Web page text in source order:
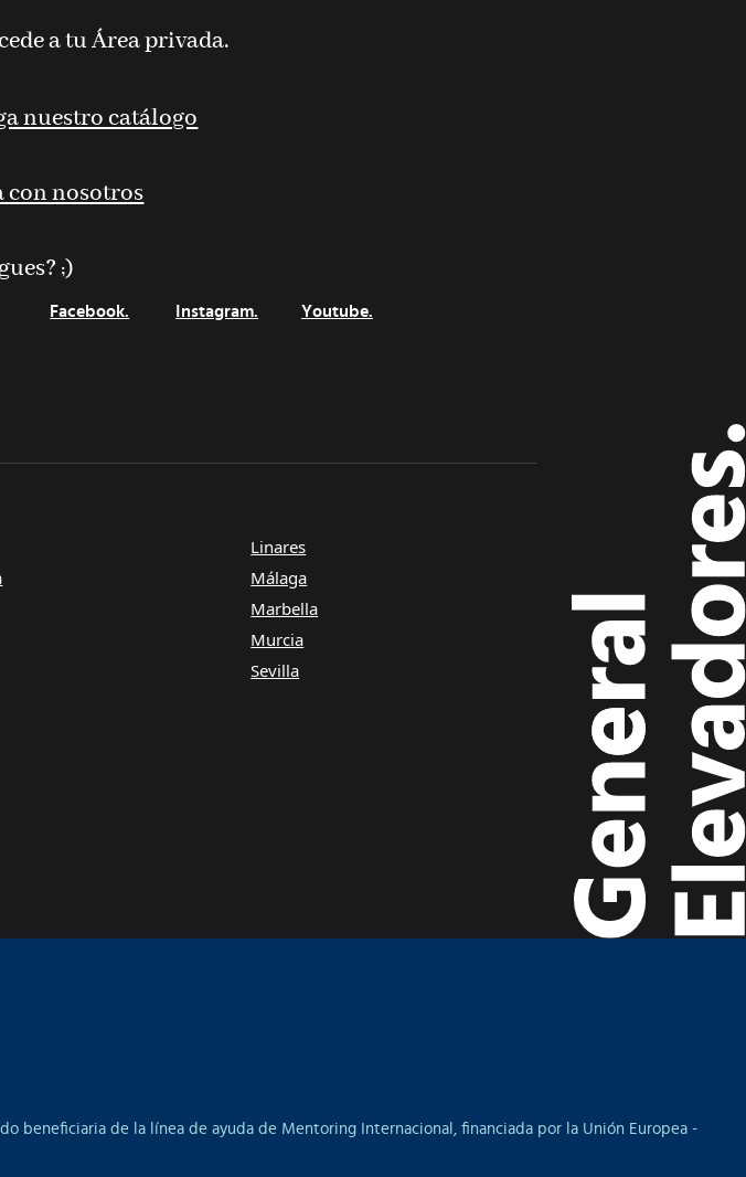
a tu Área privada.
nuestro catálogo
con nosotros
;)
Facebook. Instagram. Youtube.
Linares
Málaga
Marbella
Murcia
Sevilla
sido beneficiaria de la línea de ayuda de Mentoring Internacional, financiada por la Unión Europea -